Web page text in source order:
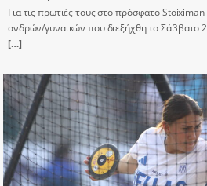
Για τις πρωτιές τους στο πρόσφατο
ανδρών/γυναικών που διεξήχθη το Σάββατο
[…]